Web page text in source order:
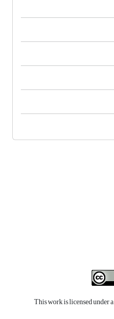
This work is licensed under a